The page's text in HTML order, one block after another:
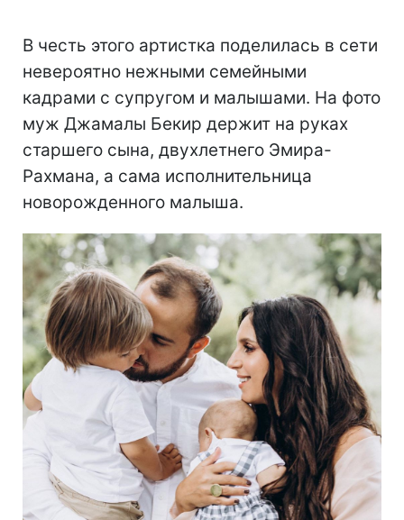
В честь этого артистка поделилась в сети
невероятно нежными семейными
кадрами с супругом и малышами. На фото
муж Джамалы Бекир держит на руках
старшего сына, двухлетнего Эмира-
Рахмана, а сама исполнительница
новорожденного малыша.